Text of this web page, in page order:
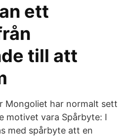
ett
till att
Mongoliet har normalt sett
motivet vara Spårbyte: I
med spårbyte att en